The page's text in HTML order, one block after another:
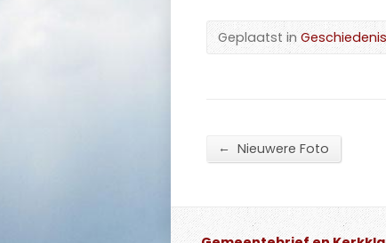
Geplaatst inGeschiedenis
← Nieuwere Foto